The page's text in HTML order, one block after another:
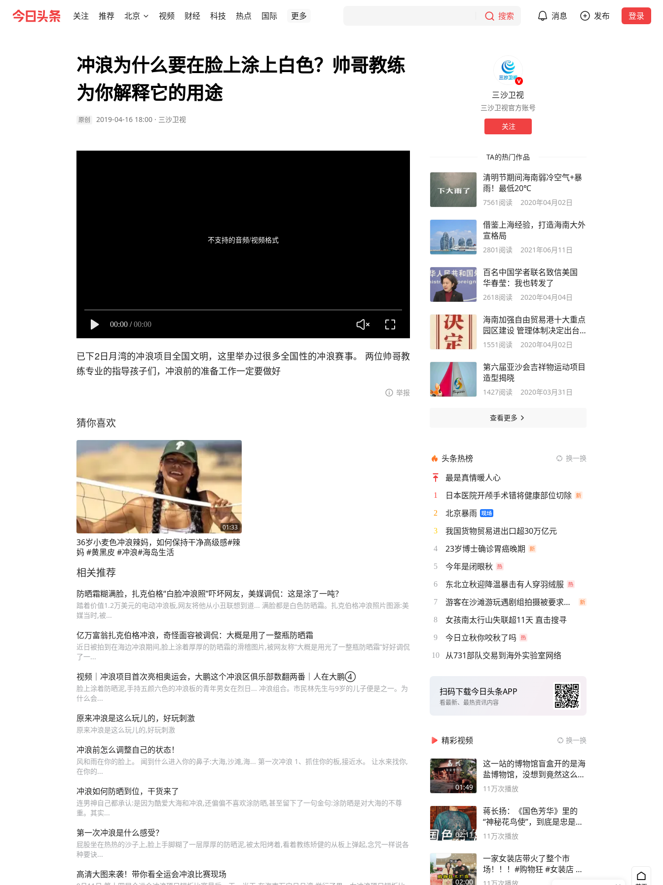
关注 推荐 北京 视频 财经 科技 热点 国际 更多 搜索 消息 发布 登录
冲浪为什么要在脸上涂上白色？帅哥教练
为你解释它的用途
原创 2019-04-16 18:00 · 三沙卫视
不支持的音频/视频格式
00:00 / 00:00
已下2日月湾的冲浪项目全国文明，这里举办过很多全国性的冲浪赛事。 两位帅哥教
练专业的指导孩子们，冲浪前的准备工作一定要做好
举报
猜你喜欢
01:33
36岁小麦色冲浪辣妈，如何保持干净高级感#辣
妈 #黄黑皮 #冲浪#海岛生活
相关推荐
防晒霜糊满脸，扎克伯格“白脸冲浪照”吓坏网友，美媒调侃：这是涂了一吨？
踏着价值1.2万美元的电动冲浪板,网友将他从小丑联想到道... 满脸都是白色防晒霜。扎克伯格冲浪照片图源:美
媒当时,被...
亿万富翁扎克伯格冲浪，奇怪面容被调侃：大概是用了一整瓶防晒霜
近日被拍到在海边冲浪期间,脸上涂着厚厚的防晒霜的滑稽图片,被网友称“大概是用光了一整瓶防晒霜”好好调侃
了一...
视频｜冲浪项目首次亮相奥运会，大鹏这个冲浪区俱乐部数翻两番｜人在大鹏④
脸上涂着防晒泥,手持五颜六色的冲浪板的青年男女在烈日... 冲浪组合。市民林先生与9岁的儿子便是之一。为
什么会...
原来冲浪是这么玩儿的，好玩刺激
原来冲浪是这么玩儿的,好玩刺激
冲浪前怎么调整自己的状态！
风和雨在你的脸上。 闻到什么进入你的鼻子:大海,沙滩,海... 第一次冲浪 1、抓住你的板,接近水。 让水来找你,
在你的...
冲浪如何防晒到位，干货来了
连男神自己都承认:是因为酷爱大海和冲浪,还偏偏不喜欢涂防晒,甚至留下了一句金句:涂防晒是对大海的不尊
重。其实...
第一次冲浪是什么感受？
屁股坐在热热的沙子上,脸上手脚糊了一层厚厚的防晒泥,被太阳烤着,看着教练矫健的从板上弹起,念咒一样说各
种要诀...
高清大图来袭！带你看全运会冲浪比赛现场
三沙卫视
三沙卫视官方账号
关注
TA的热门作品
清明节期间海南弱冷空气+暴
雨！最低20℃
7561 阅读 2020年04月02日
借鉴上海经验，打造海南大外
宣格局
2801 阅读 2021年06月11日
百名中国学者联名致信美国
华春莹：我也转发了
2618阅读 2020年04月04日
海南加强自由贸易港十大重点
园区建设 管理体制决定出台
（附《决定》解读）
1551 阅读 2020年04月02日
第六届亚沙会吉祥物运动项目
造型揭晓
1427阅读 2020年03月31日
查看更多
头条热榜 换一换
最是真情暖人心
1 日本医院开颅手术错将健康部位切除
2 北京暴雨
3 我国货物贸易进出口超30万亿元
4 23岁博士确诊胃癌晚期
5 今年是闭眼秋
6 东北立秋迎降温暴击有人穿羽绒服
7 游客在沙滩游玩遇剧组拍摄被要求离开
8 女孩南太行山失联超11天 直击搜寻
9 今日立秋你咬秋了吗
10 从731部队交易到海外实验室网络
扫码下载今日头条APP
看最新、最热资讯内容
精彩视频 换一换
01:49
这一站的博物馆盲盒开的是海
盐博物馆，没想到竟然这么好
逛！
11万次播放
02:11
蒋长扬：《国色芳华》里的
“神秘花鸟使”，到底是忠是
奸？
11万次播放
02:00
一家女装店带火了整个市
场！！！#购物狂 #女装店 #
高品质女装